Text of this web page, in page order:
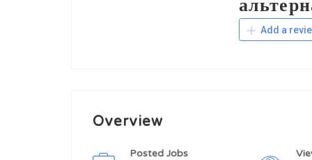
Add a
Overview
Posted Jobs